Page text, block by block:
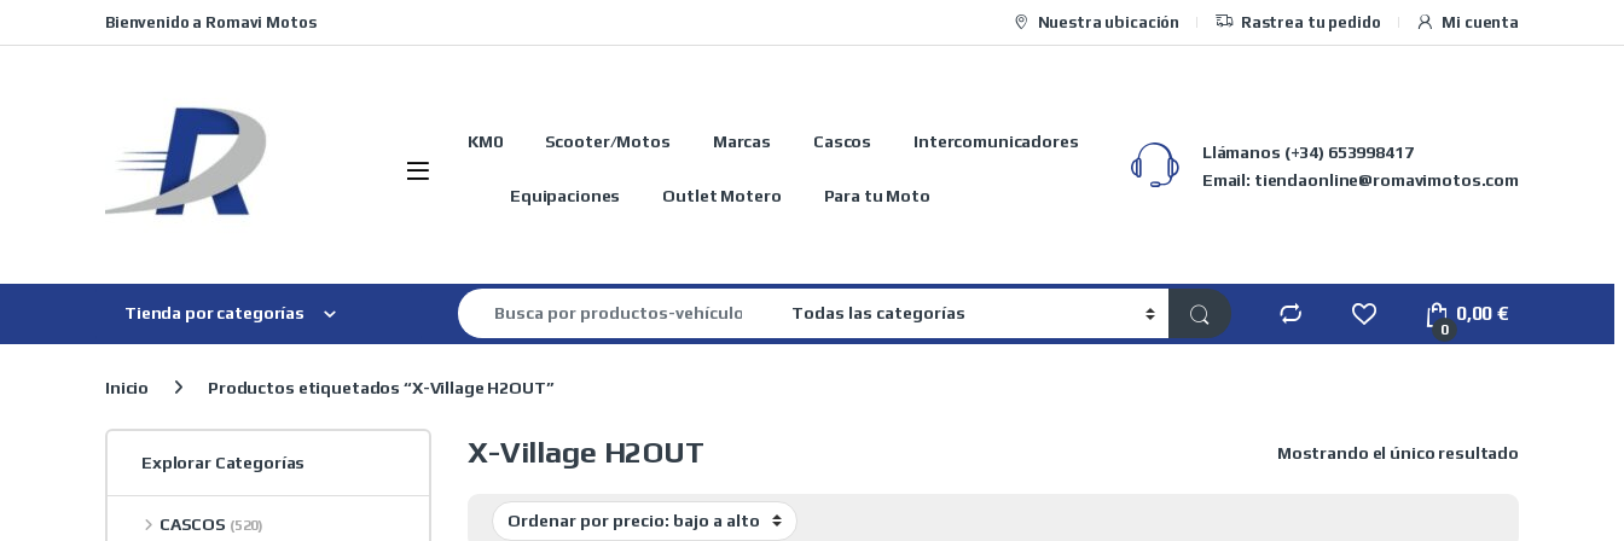
Bienvenido a Romavi Motos Nuestra ubicación Rastrea tu pedido Mi cuenta
KM0 Scooter/Motos Marcas Cascos Intercomunicadores
Equipaciones Outlet Motero Para tu Moto
Llámanos (+34) 653998417
Email: tiendaonline@romavimotos.com
Tienda por categorías
Search for:
0
0,00€
Inicio Productos etiquetados “X-Village H2OUT”
X-Village H2OUT Mostrando el único resultado
Explorar Categorías
CASCOS (520)